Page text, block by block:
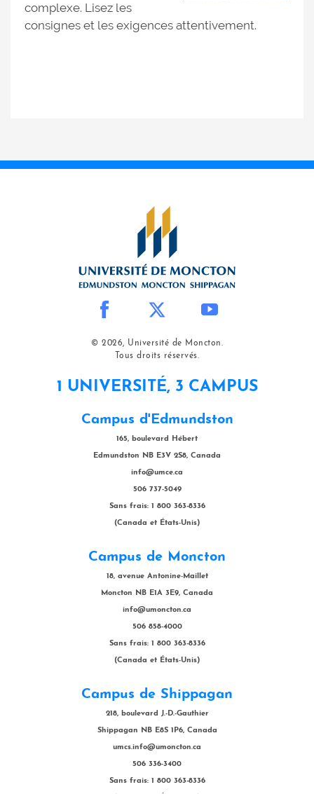
complexe. Lisez les
consignes et les exigences attentivement.
© 2026, Université de Moncton.
Tous droits réservés.
1 UNIVERSITÉ, 3 CAMPUS
Campus d'Edmundston
165, boulevard Hébert
Edmundston NB E3V 2S8, Canada
info@umce.ca
506 737-5049
Sans frais: 1 800 363-8336
(Canada et États-Unis)
Campus de Moncton
18, avenue Antonine-Maillet
Moncton NB E1A 3E9, Canada
info@umoncton.ca
506 858-4000
Sans frais: 1 800 363-8336
(Canada et États-Unis)
Campus de Shippagan
218, boulevard J.-D.-Gauthier
Shippagan NB E8S 1P6, Canada
umcs.info@umoncton.ca
506 336-3400
Sans frais: 1 800 363-8336